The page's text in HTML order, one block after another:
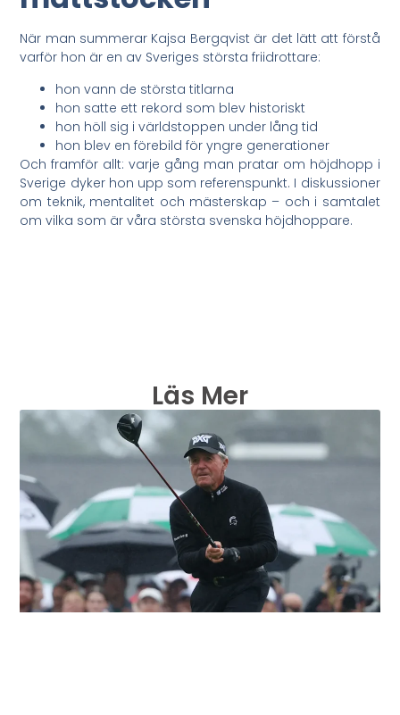
När man summerar Kajsa Bergqvist är det lätt att förstå
varför hon är en av Sveriges största friidrottare:
hon vann de största titlarna
hon satte ett rekord som blev historiskt
hon höll sig i världstoppen under lång tid
hon blev en förebild för yngre generationer
Och framför allt: varje gång man pratar om höjdhopp i
Sverige dyker hon upp som referenspunkt. I diskussioner
om teknik, mentalitet och mästerskap – och i samtalet
om vilka som är våra största svenska höjdhoppare.
Läs Mer